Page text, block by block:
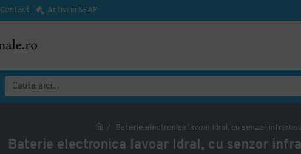
Contact Activi in SEAP
Baterie electronica lavoar Idral, cu senzor
Baterie electronica lavoar Idral, cu senzor